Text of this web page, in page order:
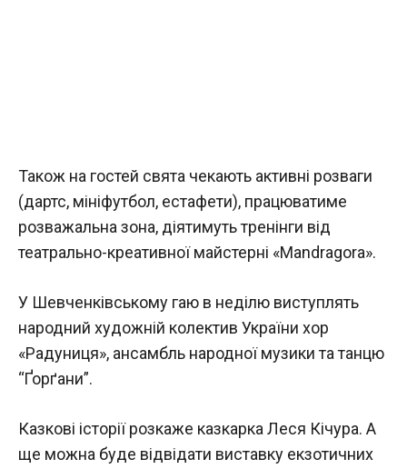
Також на гостей свята чекають активні розваги
(дартс, мініфутбол, естафети), працюватиме
розважальна зона, діятимуть тренінги від
театрально-креативної майстерні «Mandragora».
У Шевченківському гаю в неділю виступлять
народний художній колектив України хор
«Радуниця», ансамбль народної музики та танцю
“Ґорґани”.
Казкові історії розкаже казкарка Леся Кічура. А
ще можна буде відвідати виставку екзотичних